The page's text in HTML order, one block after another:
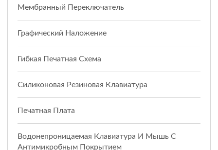
Мембранный Переключатель
Графический Наложение
Гибкая Печатная Схема
Силиконовая Резиновая Клавиатура
Печатная Плата
Водонепроницаемая Клавиатура И Мышь С
Антимикробным Покрытием